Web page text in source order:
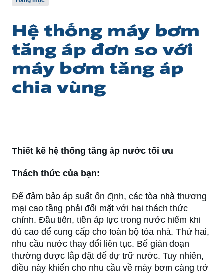
Hệ thống máy bơm
tăng áp đơn so với
máy bơm tăng áp
chia vùng
Thiết kế hệ thống tăng áp nước tối ưu
Thách thức của bạn:
Để đảm bảo áp suất ổn định, các tòa nhà thương
mại cao tầng phải đối mặt với hai thách thức
chính. Đầu tiên, tiền áp lực trong nước hiếm khi
đủ cao để cung cấp cho toàn bộ tòa nhà. Thứ hai,
nhu cầu nước thay đổi liên tục. Bể gián đoạn
thường được lắp đặt để dự trữ nước. Tuy nhiên,
điều này khiến cho nhu cầu về máy bơm càng trở